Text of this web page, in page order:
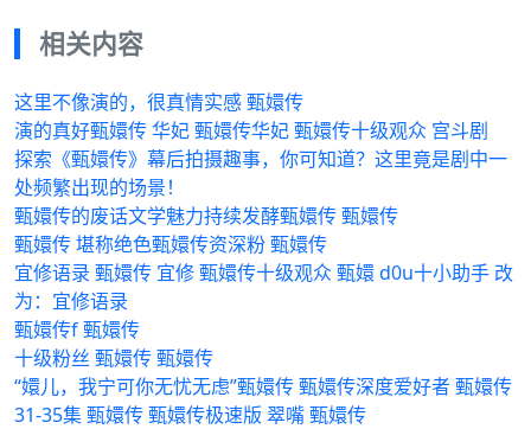
相关内容
这里不像演的，很真情实感 甄嬛传
演的真好甄嬛传 华妃 甄嬛传华妃 甄嬛传十级观众 宫斗剧
探索《甄嬛传》幕后拍摄趣事，你可知道？这里竟是剧中一
处频繁出现的场景！
甄嬛传的废话文学魅力持续发酵甄嬛传 甄嬛传
甄嬛传 堪称绝色甄嬛传资深粉 甄嬛传
宜修语录 甄嬛传 宜修 甄嬛传十级观众 甄嬛 d0u十小助手 改
为：宜修语录
甄嬛传f 甄嬛传
十级粉丝 甄嬛传 甄嬛传
“嬛儿，我宁可你无忧无虑”甄嬛传 甄嬛传深度爱好者 甄嬛传
31-35集 甄嬛传 甄嬛传极速版 翠嘴 甄嬛传